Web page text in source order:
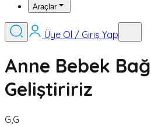
Araçlar
Üye Ol / Giriş Yap
Anne Bebek
Geliştiririz
G,G